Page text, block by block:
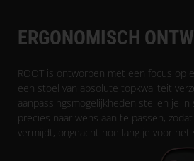
ERGONOMISCH
ROOT is ontworpen met een focus op
een stoel van absolute topkwaliteit
aanpassingsmogelijkheden stellen je
precies naar wens aan te passen,
vermijdt, ongeacht hoe lang je voor het